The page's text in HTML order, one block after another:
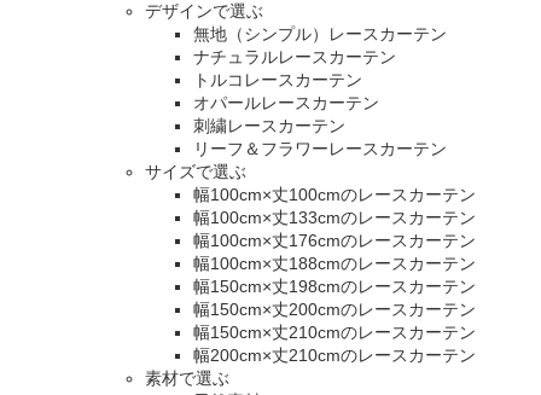
デザインで選ぶ
無地（シンプル）レースカーテン
ナチュラルレースカーテン
トルコレースカーテン
オパールレースカーテン
刺繍レースカーテン
リーフ＆フラワーレースカーテン
サイズで選ぶ
幅100cm×丈100cmのレースカーテン
幅100cm×丈133cmのレースカーテン
幅100cm×丈176cmのレースカーテン
幅100cm×丈188cmのレースカーテン
幅150cm×丈198cmのレースカーテン
幅150cm×丈200cmのレースカーテン
幅150cm×丈210cmのレースカーテン
幅200cm×丈210cmのレースカーテン
素材で選ぶ